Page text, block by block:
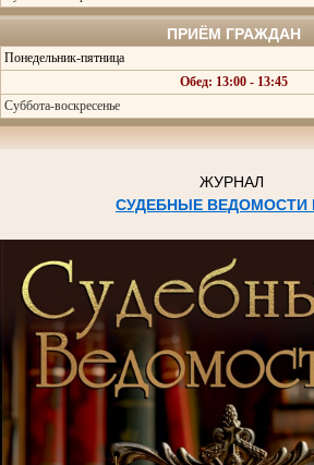
ПРИЁМ ГРАЖДАН
Понедельник-пятница
Обед: 13:00 - 13:45
Суббота-воскресенье
ЖУРНАЛ
СУДЕБНЫЕ ВЕДОМОСТИ